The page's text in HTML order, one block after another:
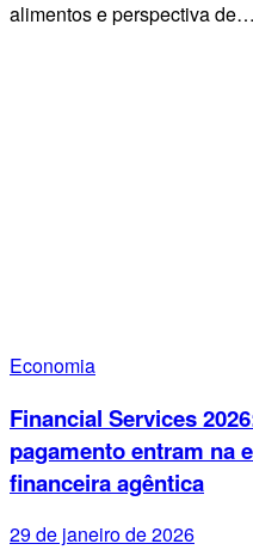
alimentos e perspectiva de…
Economia
Financial Services
pagamento entram na
financeira agêntica
29 de janeiro de 2026